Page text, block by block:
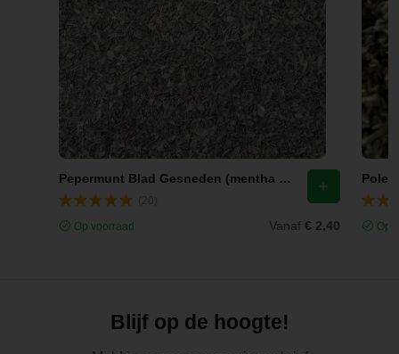
Pepermunt Blad Gesneden (mentha x piperita l.)
Op voorraad Vanaf € 2,40 Op
Blijf op de hoogte!